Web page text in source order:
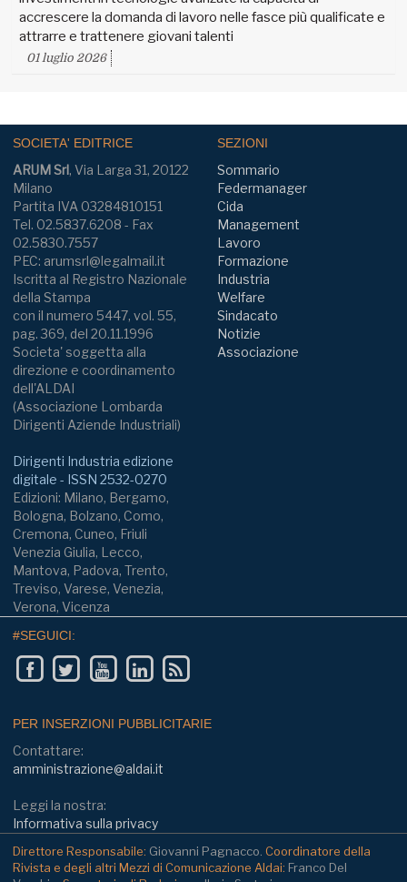
accrescere la domanda di lavoro nelle fasce più qualificate e
attrarre e trattenere giovani talenti
01 luglio 2026
SOCIETA' EDITRICE
ARUM Srl, Via Larga 31, 20122
Milano
Partita IVA 03284810151
Tel. 02.5837.6208 - Fax
02.5830.7557
PEC: arumsrl@legalmail.it
Iscritta al Registro Nazionale
della Stampa
con il numero 5447, vol. 55,
pag. 369, del 20.11.1996
Societa' soggetta alla
direzione e coordinamento
dell'ALDAI
(Associazione Lombarda
Dirigenti Aziende Industriali)
Dirigenti Industria edizione
digitale - ISSN 2532-0270
Edizioni: Milano, Bergamo,
Bologna, Bolzano, Como,
Cremona, Cuneo, Friuli
Venezia Giulia, Lecco,
Mantova, Padova, Trento,
Treviso, Varese, Venezia,
Verona, Vicenza
SEZIONI
Sommario
Federmanager
Cida
Management
Lavoro
Formazione
Industria
Welfare
Sindacato
Notizie
Associazione
#SEGUICI:
PER INSERZIONI PUBBLICITARIE
Contattare:
amministrazione@aldai.it
Leggi la nostra:
Informativa sulla privacy
Direttore Responsabile: Giovanni Pagnacco. Coordinatore della
Rivista e degli altri Mezzi di Comunicazione Aldai: Franco Del